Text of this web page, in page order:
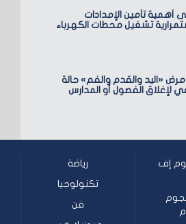
أهمية تأمين الإمدادات
استمرارية تشغيل محطات الكهرباء
مرض «اليد والقدم والفم» حالة
لإغلاق الفصول أو المدارس
إف
رياضة
تكنولوجيا
فن